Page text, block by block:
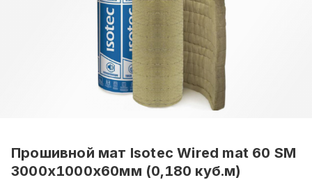
Прошивной мат Isotec Wired mat 60 SM
3000х1000х60мм (0,180 куб.м)